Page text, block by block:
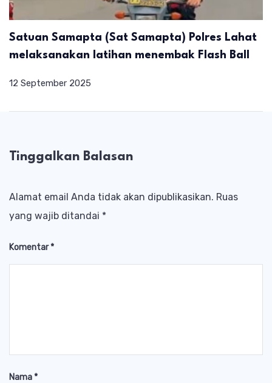
Satuan Samapta (Sat Samapta) Polres Lahat
melaksanakan latihan menembak Flash Ball
12 September 2025
Tinggalkan Balasan
Alamat email Anda tidak akan dipublikasikan. Ruas
yang wajib ditandai *
Komentar*
Nama*